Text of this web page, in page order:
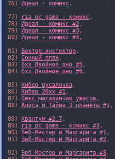
76)
Идеал - комикс,
77)
ria pc game - комикс,
78)
Идеал - комикс #2,
79)
Идеал - комикс #3,
80)
Идеал - комикс #4,
81)
Вектор инспектор,
82) Сонный пляж,
83) 6xx Двойное дно #5,
84) 6xx Двойное дно #6,
85)
Кибер русалочка,
86)
Кибер 20xx #1,
87) Секс магазинчик ужасов ,
88) Алиса и Тайна 3 планеты #1,
88)
Квантум #2.7,
89)
ria pc game - комикс #3,
90)
Веб-Мастер и Маргарита #1,
91)
Веб-Мастер и Маргарита #2,
92)
Веб-Мастер и Маргарита #3,